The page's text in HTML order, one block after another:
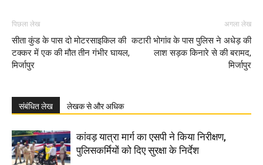
पिछला लेख
सीता कुंड के पास दो मोटरसाइकिल की
टक्कर में एक की मौत तीन गंभीर घायल,
मिर्जापुर
अगला लेख
कटारी भोगांव के पास पुलिस ने अधेड़ की
लाश सड़क किनारे से की बरामद,
मिर्जापुर
संबंधित लेख लेखक से और अधिक
कांवड़ यात्रा मार्ग का एसपी ने किया निरीक्षण,
पुलिसकर्मियों को दिए सुरक्षा के निर्देश